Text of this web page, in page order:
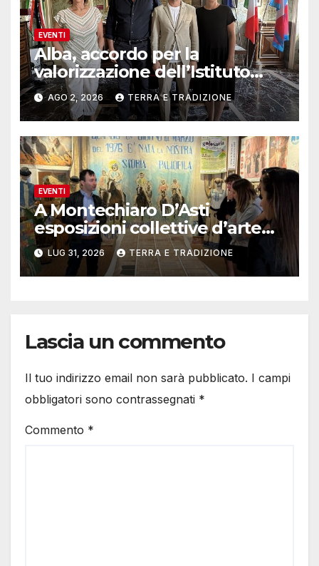
EVENTI
Alba, accordo per la
valorizzazione dell’Istituto
musicale Rocca
AGO 2, 2026 TERRA E TRADIZIONE
EVENTI
A Montechiaro D’Asti
esposizioni collettive d’arte
contemporanea
LUG 31, 2026 TERRA E TRADIZIONE
Lascia un commento
Il tuo indirizzo email non sarà pubblicato. I campi
obbligatori sono contrassegnati *
Commento *